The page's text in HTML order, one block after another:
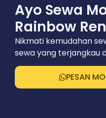
Ayo Sewa
Rainbow
Nikmati kemudahan
sewa yang terjangkau
PESAN